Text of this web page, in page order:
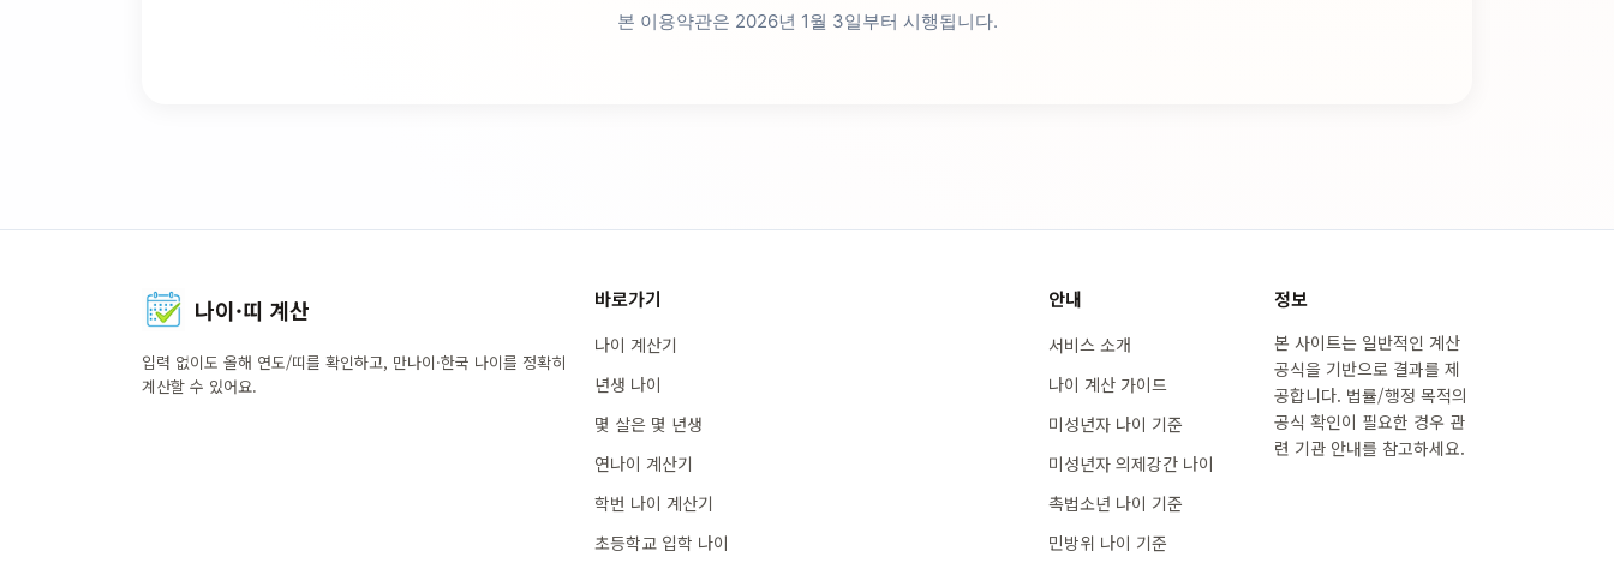
본 이용약관은 2026년 1월 3일부터 시행됩니다.
나이·띠 계산
입력 없이도 올해 연도/띠를 확인하고, 만나이·한국 나이를 정확히
계산할 수 있어요.
바로가기
나이 계산기
년생 나이
몇 살은 몇 년생
연나이 계산기
학번 나이 계산기
초등학교 입학 나이
안내
서비스 소개
나이 계산 가이드
미성년자 나이 기준
미성년자 의제강간 나이
촉법소년 나이 기준
민방위 나이 기준
정보
본 사이트는 일반적인 계산
공식을 기반으로 결과를 제
공합니다. 법률/행정 목적의
공식 확인이 필요한 경우 관
련 기관 안내를 참고하세요.